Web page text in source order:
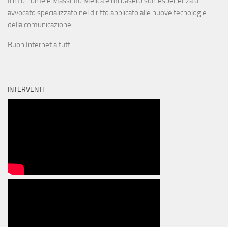
avvocato specializzato nel diritto applicato alle nuove tecnologie
della comunicazione.
Buon Internet a tutti.
INTERVENTI